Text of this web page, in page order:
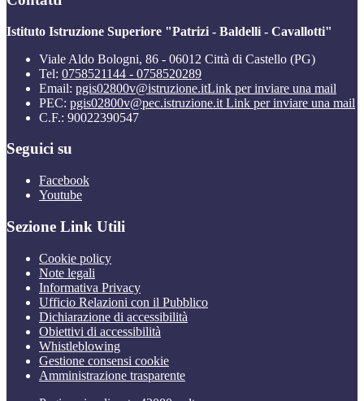
Istituto Istruzione Superiore "Patrizi - Baldelli - Cavallotti"
Viale Aldo Bologni, 86 - 06012 Città di Castello (PG)
Tel: 0758521144 - 0758520289
Email: pgis02800v@istruzione.itLink per inviare una mail
PEC: pgis02800v@pec.istruzione.it Link per inviare una mail
C.F.: 90022390547
Seguici su
Facebook
Youtube
Sezione Link Utili
Cookie policy
Note legali
Informativa Privacy
Ufficio Relazioni con il Pubblico
Dichiarazione di accessibilità
Obiettivi di accessibilità
Whistleblowing
Gestione consensi cookie
Amministrazione trasparente